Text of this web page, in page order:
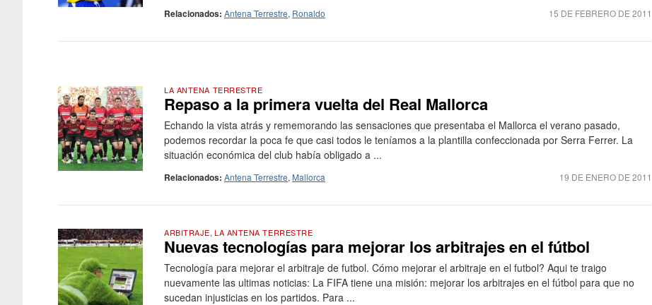
15 DE FEBRERO DE 2011
Relacionados: Antena Terrestre, Ronaldo
LA ANTENA TERRESTRE
Repaso a la primera vuelta del Real Mallorca
Echando la vista atrás y rememorando las sensaciones que presentaba el Mallorca el verano pasado,
podemos recordar la poca fe que casi todos le teníamos a la plantilla confeccionada por Serra Ferrer. La
situación económica del club había obligado a ...
19 DE ENERO DE 2011
Relacionados: Antena Terrestre, Mallorca
ARBITRAJE, LA ANTENA TERRESTRE
Nuevas tecnologías para mejorar los arbitrajes en el fútbol
Tecnología para mejorar el arbitraje de futbol. Cómo mejorar el arbitraje en el futbol? Aqui te traigo
nuevamente las ultimas noticias: La FIFA tiene una misión: mejorar los arbitrajes en el fútbol para que no
sucedan injusticias en los partidos. Para ...